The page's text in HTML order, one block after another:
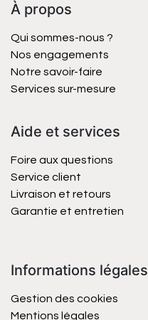
À propos
Qui sommes-nous ?
Nos engagements
Notre savoir-faire
Services sur-mesure
Aide et services
Foire aux questions
Service client
Livraison et retours
Garantie et entretien
Informations légales
Gestion des cookies
Mentions légales